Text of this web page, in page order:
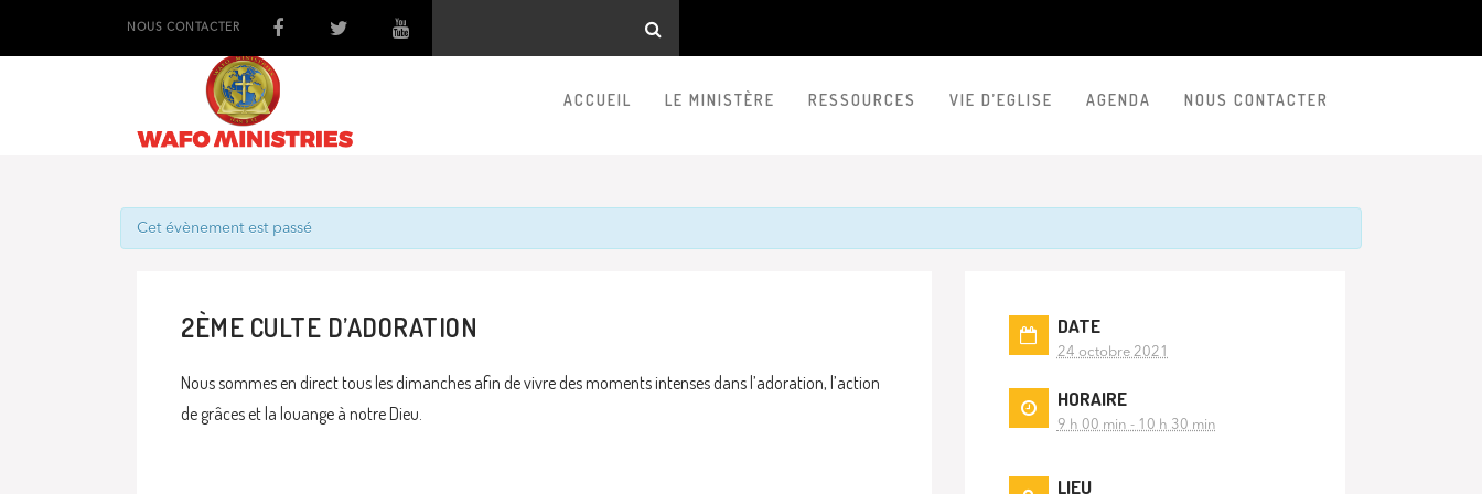
NOUS CONTACTER
ACCUEIL LE MINISTÈRE RESSOURCES VIE D’EGLISE AGENDA NOUS CONTACTER
Cet évènement est passé
2ÈME CULTE D’ADORATION
Nous sommes en direct tous les dimanches afin de vivre des moments intenses dans l’adoration, l’action
de grâces et la louange à notre Dieu.
DATE
24 octobre 2021
HORAIRE
9 h 00 min - 10 h 30 min
LIEU